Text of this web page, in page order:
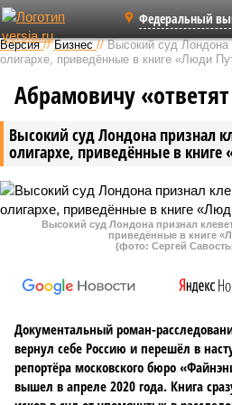
Федеральный
Версия //Бизнес //Высокий суд Лондона
олигархе, приведённые в книге «Люди
Высокий суд Лондона признал
олигархе, приведённые в
Абрамовичу
Высокий суд Лондона признал
приведённые в книге
(фото: Сергей
Документальный роман-
вернул себе Россию и перешёл в
репортёра московского бюро
вышел в апреле 2020 года. Книга